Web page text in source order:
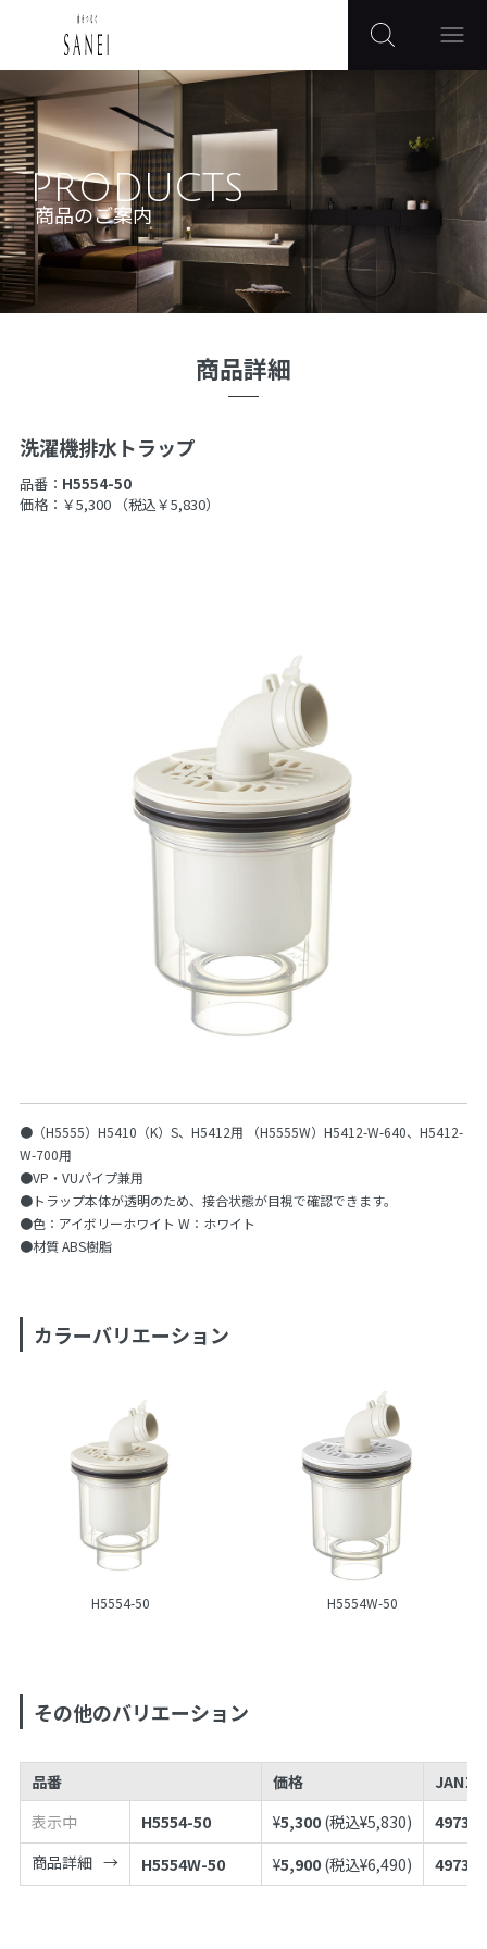
PRODUCTS
商品のご案内
商品詳細
洗濯機排水トラップ
品番： H5554-50
価格：￥5,300
（税込￥5,830）
●（H5555）H5410（K）S、H5412用 （H5555W）H5412-W-640、H5412-
W-700用
●VP・VUパイプ兼用
●トラップ本体が透明のため、接合状態が目視で確認できます。
●色：アイボリーホワイト W：ホワイト
●材質 ABS樹脂
カラーバリエーション
H5554-50 H5554W-50
その他のバリエーション
品番 価格
JANコ
表示中
H5554-50 ¥5,300 (税込¥5,830)
商品詳細
H5554W-50 ¥5,900 (税込¥6,490)